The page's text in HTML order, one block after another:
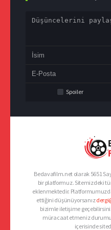
Spoiler
Bedavafilm.net olarak 5651
bir platformuz. Sitemizdeki
eklenmektedir.
ettiğini düşünüyorsanız
bizimle iletişime
müracaat etmeniz
içerisinde